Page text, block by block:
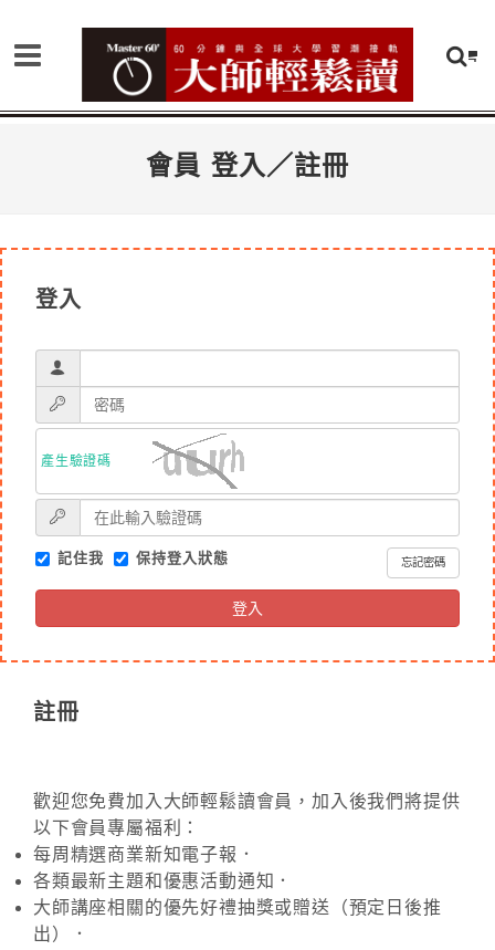
會員 登入／註冊
登入
產生驗證碼
記住我 保持登入狀態 忘記密碼
登入
註冊
歡迎您免費加入大師輕鬆讀會員，加入後我們將提供
以下會員專屬福利：
每周精選商業新知電子報．
各類最新主題和優惠活動通知．
大師講座相關的優先好禮抽獎或贈送（預定日後推
出）．